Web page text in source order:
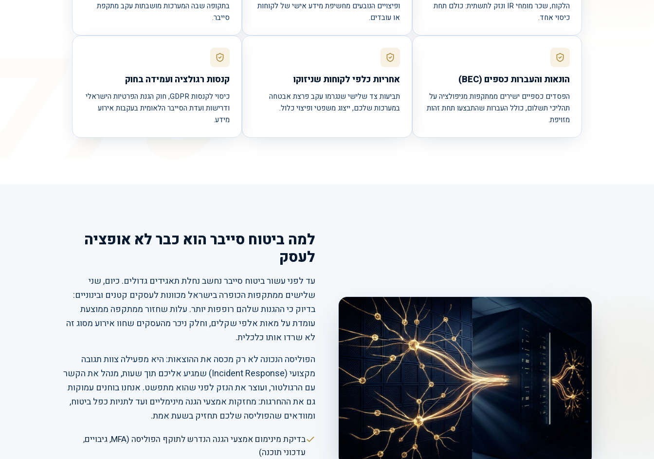
הלקוח, שכר מומחי IR ונזק לתשתית: כולם תחת
כיסוי אחד.
ופיצויים הנובעים מחשיפת מידע אישי של לקוחות
או עובדים.
בתקופה שבה המערכות מושבתות עקב מתקפת
סייבר.
הונאות והעברות כספים (BEC)
הפסדים כספיים ישירים ממתקפות מניפולציה על
תהליכי תשלום, כולל העברות שהתבצעו תחת זהות
מזויפת.
אחריות כלפי לקוחות שניזוקו
תביעות צד שלישי שנגרמו עקב פרצת אבטחה
במערכות שלכם, ייצוג משפטי ופיצוי כלול.
קנסות רגולציה ועמידה בחוק
כיסוי לקנסות GDPR, חוק הגנת הפרטיות הישראלי
ודרישות ועדת הסייבר הלאומית בעקבות אירוע
מידע.
למה ביטוח סייבר הוא כבר לא אופציה
לעסק
עד לפני עשור ביטוח סייבר נחשב נחלת תאגידים גדולים. כיום, שני
שלישים ממתקפות הכופרה בישראל מכוונות לעסקים קטנים ובינוניים:
בדיוק כי ההגנות שלהם רופפות יותר. עלות שחזור ממתקפה ממוצעת
עומדת על מאות אלפי שקלים, וחלק ניכר מהעסקים שחוו אירוע מסוג זה
לא שרדו אותו כלכלית.
הפוליסה הנכונה לא רק מכסה את ההוצאות: היא מפעילה צוות תגובה
מקצועי (Incident Response) שמגיע אליכם תוך שעות, מנהל את הקשר
עם הרגולטור, ועוצר את הנזק לפני שהוא מתפשט. אנחנו בוחנים עמוקות
גם את ההחרגות: מחזקות אמצעי הגנה מינימליים ועד לתניות כפל ביטוח,
ומוודאים שהפוליסה שלכם תחזיק בשעת אמת.
בדיקת מינימום אמצעי הגנה הנדרש לתוקף הפוליסה (MFA, גיבויים,
עדכוני תוכנה)